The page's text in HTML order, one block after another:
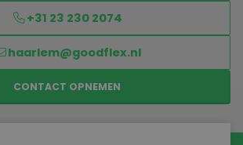
+31 23 230 2074
haarlem@goodflex.nl
CONTACT OPNEMEN